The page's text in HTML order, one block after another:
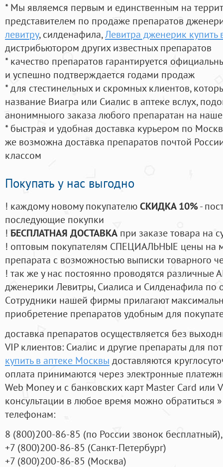
* Мы являемся первым и единственным на
представителем по продаже препаратов
левитру, силденафила,Левитра дженерик купить
дистрибьютором других известных препаратов
* качество препаратов гарантируется
и успешно подтверждается годами продаж
* для стестинельных и скромных клиентов,
название Виагра или Сиалис в аптеке вслух,
анонимныого заказа любого препаратан на
* быстрая и удобная доставка курьером по
же возможна доставка препаратов почтой
классом
Покупать у нас выгодно
! каждому новому покупателюСКИДКА 10%-
последующие покупки
! БЕСПЛАТНАЯ ДОСТАВКА при заказе товара на
! оптовым покупателям СПЕЦИАЛЬНЫЕ цены на
препарата с возможностью выписки товарного
! так же у нас постоянно проводятся
дженерики Левитры, Сиалиса и Силденафила по
Cотрудники нашей фирмы прилагают
приобретение препаратов удобным для
доставка препаратов осуществляется без
VIP клиентов: Сиалис и другие препараты для
купить в аптеке Москвы доставляются
оплата принимаются через электронные
Web Money и с банковских карт Master Card или
консультации в любое время можно обратиться
телефонам:
8 (800)200-86-85 (по России звонок бесплатный),
+7 (800)200-86-85 (Санкт-Петербург)
+7 (800)200-86-85 (Москва)